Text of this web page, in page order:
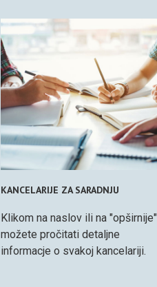
KANCELARIJE ZA SARADNJU
Klikom na naslov ili na "opširnije"
možete pročitati detaljne
informacje o svakoj kancelariji.